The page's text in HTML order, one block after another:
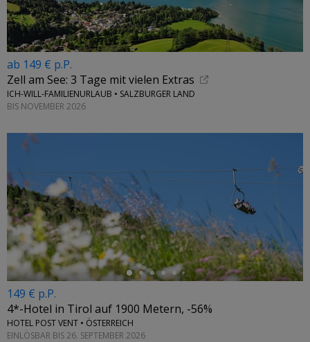
ab 149 € p.P.
Zell am See: 3 Tage mit vielen Extras
ICH-WILL-FAMILIENURLAUB • SALZBURGER LAND
BIS NOVEMBER 2026
←
149 € p.P.
4*-Hotel in Tirol auf 1900 Metern, -56%
HOTEL POST VENT • ÖSTERREICH
EINLÖSBAR BIS 26. SEPTEMBER 2026